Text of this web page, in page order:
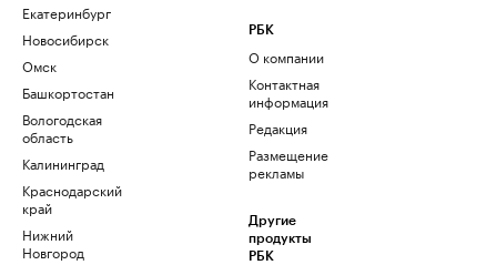
Екатеринбург
Новосибирск
Омск
Башкортостан
Вологодская
область
Калининград
Краснодарский
край
Нижний
Новгород
РБК
О компании
Контактная
информация
Редакция
Размещение
рекламы
Другие
продукты
РБК